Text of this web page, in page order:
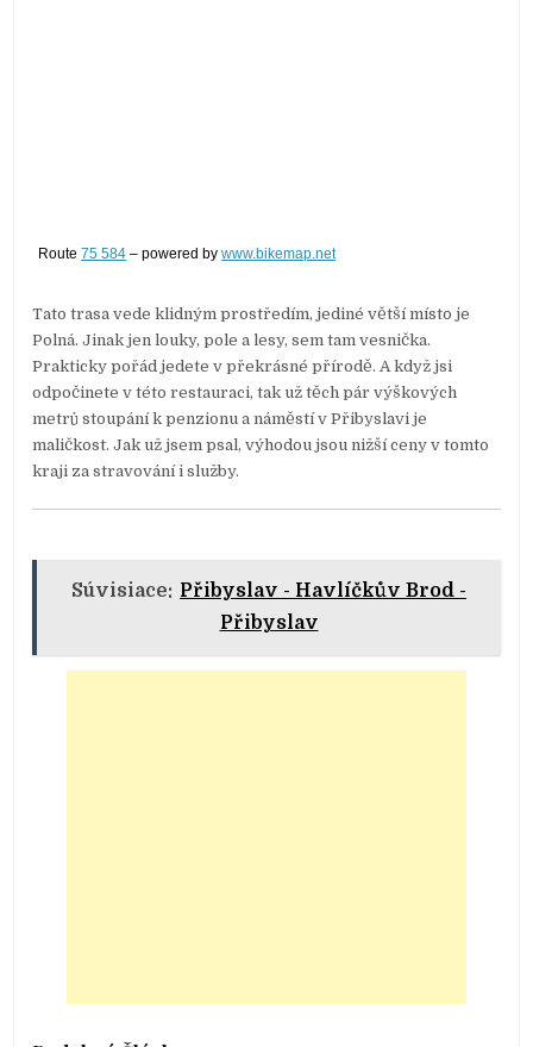
Route75 584 – powered bywww.bikemap.net
Tato trasa vede klidným prostředím, jediné větší místo je
Polná. Jinak jen louky, pole a lesy, sem tam vesnička.
Prakticky pořád jedete v překrásné přírodě. A když jsi
odpočinete v této restauraci, tak už těch pár výškových
metrů stoupání k penzionu a náměstí v Přibyslavi je
maličkost. Jak už jsem psal, výhodou jsou nižší ceny v tomto
kraji za stravování i služby.
Súvisiace: Přibyslav - Havlíčkův Brod -
Přibyslav